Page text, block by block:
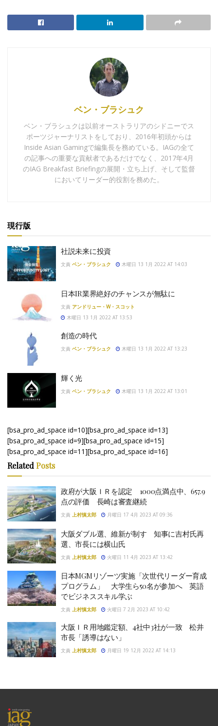
ベン・ブラシュク
ベン・ブラシュクは以前オーストラリアのシドニーでス
ポーツジャーナリストをしており、2016年初頭からは
Inside Asian Gamingで編集長を務めている。IAGの全て
の記事への重要な貢献者であるだけでなく、2017年4月
のIAG Breakfast Briefingの展開・立ち上げ、そして監督
においてリーダー的役割を務めた。
現行版
社説未来に投資
文責 ベン・ブラシュク 木曜日 13 1月 2022 AT 14:03
日本IR業界絶好のチャンスが無駄に
文責 アンドリュー・W・スコット
木曜日 13 1月 2022 AT 13:53
創造の時代
文責 ベン・ブラシュク 木曜日 13 1月 2022 AT 13:23
輝く光
文責 ベン・ブラシュク 木曜日 13 1月 2022 AT 13:01
[bsa_pro_ad_space id=10][bsa_pro_ad_space id=13]
[bsa_pro_ad_space id=9][bsa_pro_ad_space id=15]
[bsa_pro_ad_space id=11][bsa_pro_ad_space id=16]
Related Posts
政府が大阪ＩＲを認定 1000点満点中、657.9
点の評価 長崎は審査継続
文責 上村慎太郎 月曜日 17 4月 2023 AT 09:36
大阪ダブル選、維新が制す 知事に吉村氏再
選、市長には横山氏
文責 上村慎太郎 火曜日 11 4月 2023 AT 13:42
日本MGMリゾーツ実施「次世代リーダー育成
プログラム」 大学生ら50名が参加へ 英語
でビジネススキル学ぶ
文責 上村慎太郎 火曜日 7 2月 2023 AT 10:42
大阪ＩＲ用地鑑定額、4社中3社が一致 松井
市長「誘導はない」
文責 上村慎太郎 月曜日 19 12月 2022 AT 14:13